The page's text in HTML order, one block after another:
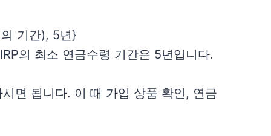
기간), 5년}
의 최소 연금수령 기간은 5년입니다.
면 됩니다. 이 때 가입 상품 확인, 연금